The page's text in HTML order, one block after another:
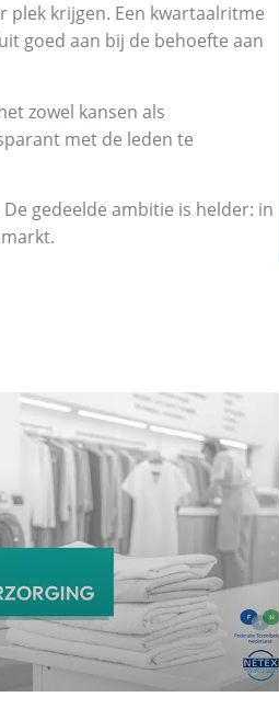
krijgen. Een kwartaalritme
goed aan bij de behoefte aan
zowel kansen als
met de leden te
gedeelde ambitie is helder: in